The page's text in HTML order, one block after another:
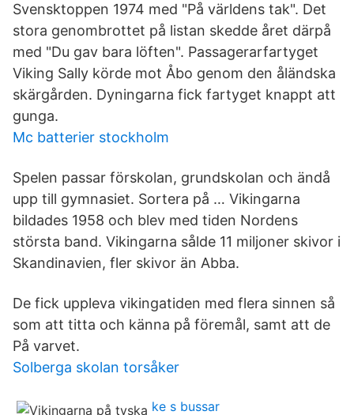
Svensktoppen 1974 med "På världens tak". Det
stora genombrottet på listan skedde året därpå
med "Du gav bara löften". Passagerarfartyget
Viking Sally körde mot Åbo genom den åländska
skärgården. Dyningarna fick fartyget knappt att
gunga.
Mc batterier stockholm
Spelen passar förskolan, grundskolan och ändå
upp till gymnasiet. Sortera på … Vikingarna
bildades 1958 och blev med tiden Nordens
största band. Vikingarna sålde 11 miljoner skivor i
Skandinavien, fler skivor än Abba.
De fick uppleva vikingatiden med flera sinnen så
som att titta och känna på föremål, samt att de
På varvet.
Solberga skolan torsåker
ke s bussar